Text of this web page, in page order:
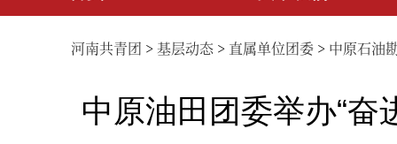
河南共青团 > 基层动态 > 直属单位团委 > 中原石油
中原油田团委举办“奋